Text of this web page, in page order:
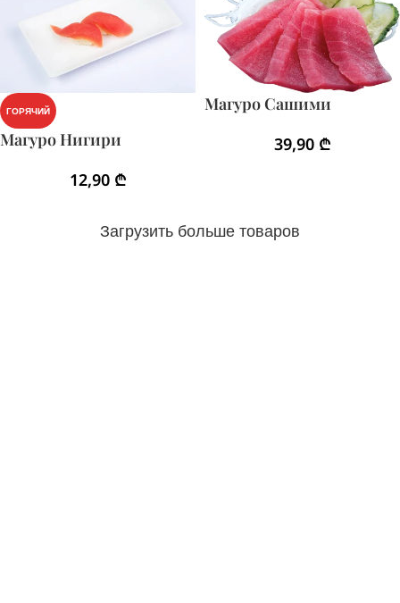
ГОРЯЧИЙ
Магуро Нигири
12,90 ₾
Магуро Сашими
39,90 ₾
Загрузить больше товаров